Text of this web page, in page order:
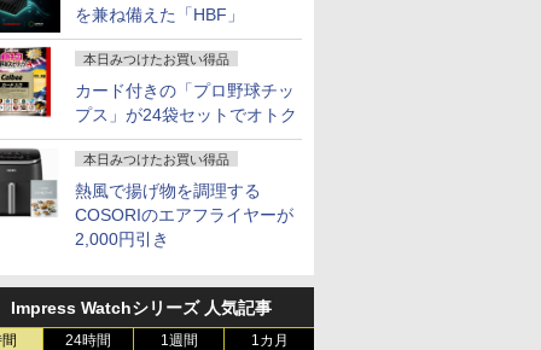
を兼ね備えた「HBF」
本日みつけたお買い得品
カード付きの「プロ野球チッ
プス」が24袋セットでオトク
本日みつけたお買い得品
熱風で揚げ物を調理する
COSORIのエアフライヤーが
2,000円引き
Impress Watchシリーズ 人気記事
24時間 1週間 1カ月